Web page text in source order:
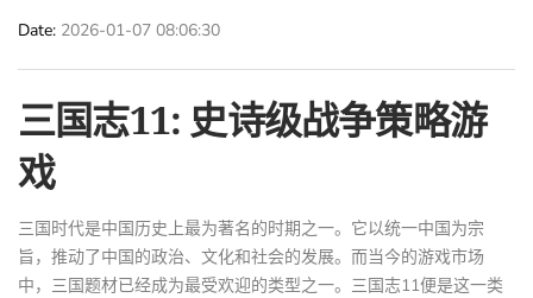
Date 2026-01-07 08:06:30
三国志11: 史诗级战争策略游
戏
三国时代是中国历史上最为著名的时期之一。它以统一中国为宗
旨，推动了中国的政治、文化和社会的发展。而当今的游戏市场
中，三国题材已经成为最受欢迎的类型之一。三国志11便是这一类